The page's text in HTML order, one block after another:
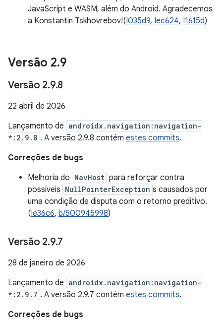
JavaScript e WASM, além do Android. Agradecemos
a Konstantin Tskhovrebov!(I035d9, Iec624, I1615d)
Versão 2.9
Versão 2.9.8
22 abril de 2026
Lançamento de androidx.navigation:navigation-
*:2.9.8 . A versão 2.9.8 contém estes commits.
Correções de bugs
Melhoria do NavHost para reforçar contra
possíveis NullPointerException s causados por
uma condição de disputa com o retorno preditivo.
(Ie36c6, b/500945998)
Versão 2.9.7
28 de janeiro de 2026
Lançamento de androidx.navigation:navigation-
*:2.9.7 . A versão 2.9.7 contém estes commits.
Correções de bugs